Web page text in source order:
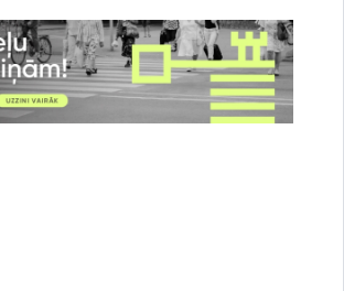
kā sadzīves atkritumi. Salīdzinājumā ar
ir ietaupīti 1,5 miljoni eiro.
un trīs atkritumu apsaimniekošanas
ērtībām pirmo reizi Latvijā kopīgi